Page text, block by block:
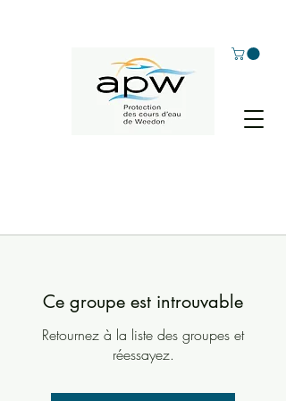
Ce groupe est introuvable
Retournez à la liste des groupes et
réessayez.